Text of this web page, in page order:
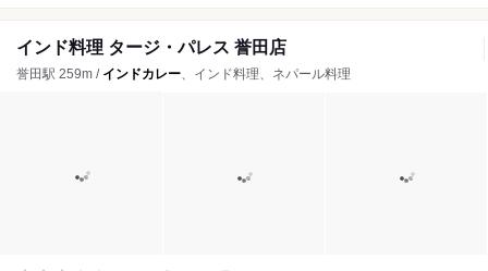
インド料理 タージ・パレス 誉田店
誉田駅 259m / インドカレー、インド料理、ネパール料理